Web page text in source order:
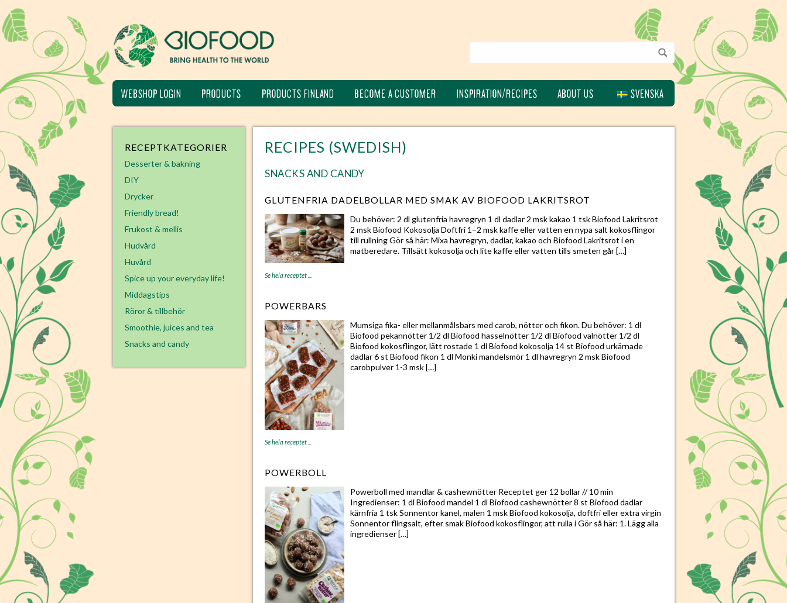
WEBSHOP LOGIN PRODUCTS PRODUCTS FINLAND BECOME A CUSTOMER INSPIRATION/RECIPES ABOUT US SVENSKA
RECEPTKATEGORIER
Desserter & bakning
DIY
Drycker
Friendly bread!
Frukost & mellis
Hudvård
Huvård
Spice up your everyday life!
Middagstips
Röror & tillbehör
Smoothie, juices and tea
Snacks and candy
RECIPES (SWEDISH)
SNACKS AND CANDY
GLUTENFRIA DADELBOLLAR MED SMAK AV BIOFOOD LAKRITSROT
Du behöver: 2 dl glutenfria havregryn 1 dl dadlar 2 msk kakao 1 tsk Biofood Lakritsrot
2 msk Biofood Kokosolja Doftfri 1–2 msk kaffe eller vatten en nypa salt kokosflingor
till rullning Gör så här: Mixa havregryn, dadlar, kakao och Biofood Lakritsrot i en
matberedare. Tillsätt kokosolja och lite kaffe eller vatten tills smeten går […]
Se hela receptet ...
POWERBARS
Mumsiga fika- eller mellanmålsbars med carob, nötter och fikon. Du behöver: 1 dl
Biofood pekannötter 1/2 dl Biofood hasselnötter 1/2 dl Biofood valnötter 1/2 dl
Biofood kokosflingor, lätt rostade 1 dl Biofood kokosolja 14 st Biofood urkärnade
dadlar 6 st Biofood fikon 1 dl Monki mandelsmör 1 dl havregryn 2 msk Biofood
carobpulver 1-3 msk […]
Se hela receptet ...
POWERBOLL
Powerboll med mandlar & cashewnötter Receptet ger 12 bollar // 10 min
Ingredienser: 1 dl Biofood mandel 1 dl Biofood cashewnötter 8 st Biofood dadlar
kärnfria 1 tsk Sonnentor kanel, malen 1 msk Biofood kokosolja, doftfri eller extra virgin
Sonnentor flingsalt, efter smak Biofood kokosflingor, att rulla i Gör så här: 1. Lägg alla
ingredienser […]